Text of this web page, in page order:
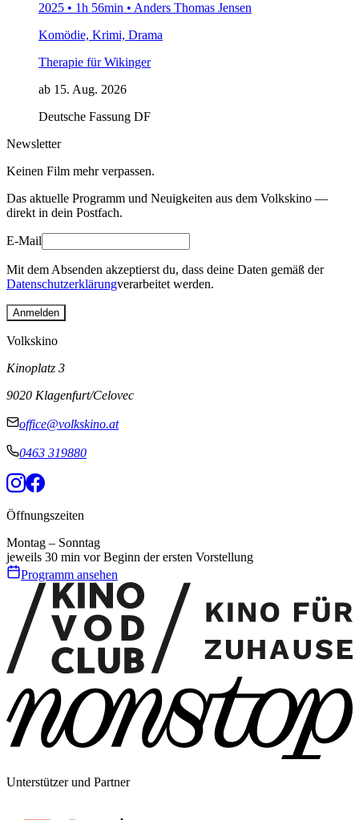
2025 • 1h 56min • Anders Thomas Jensen
Komödie, Krimi, Drama
Therapie für Wikinger
ab 15. Aug. 2026
Deutsche Fassung DF
Newsletter
Keinen Film mehr verpassen.
Das aktuelle Programm und Neuigkeiten aus dem Volkskino —
direkt in dein Postfach.
E-Mail
Mit dem Absenden akzeptierst du, dass deine Daten gemäß der
Datenschutzerklärungverarbeitet werden.
Anmelden
Volkskino
Kinoplatz 3
9020 Klagenfurt/Celovec
office@volkskino.at
0463 319880
Öffnungszeiten
Montag – Sonntag
jeweils 30 min vor Beginn der ersten Vorstellung
Programm ansehen
Unterstützer und Partner